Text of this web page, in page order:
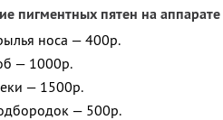
пигментных пятен на
носа — 400р.
— 1000р.
— 1500р.
— 500р.